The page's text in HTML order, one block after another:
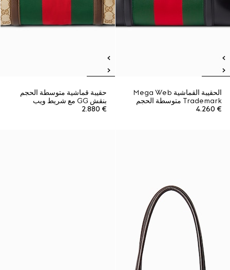
الحقيبة القماشية Mega Web
Trademark متوسطة الحجم
€ 4.260
حقيبة قماشية متوسطة الحجم
بنقش GG مع شريط ويب
€ 2.880